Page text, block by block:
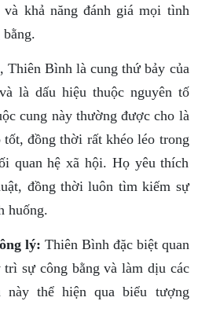
khả năng đánh giá mọi tình
Thiên Bình là cung thứ bảy của
là dấu hiệu thuộc nguyên tố
cung này thường được cho là
tốt, đồng thời rất khéo léo trong
quan hệ xã hội. Họ yêu thích
đồng thời luôn tìm kiếm sự
huống.
lý: Thiên Bình đặc biệt quan
trì sự công bằng và làm dịu các
này thể hiện qua biểu tượng